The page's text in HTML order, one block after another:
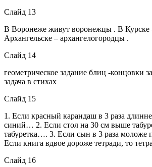
Слайд 13
В Воронеже живут воронежцы . В Курске
Архангельске – архангелогородцы .
Слайд 14
геометрическое задание блиц -концовки
задача в стихах
Слайд 15
1. Если красный карандаш в 3 раза
синий… 2. Если стол на 30 см выше
табуретка…. 3. Если сын в 3 раза
Если книга вдвое дороже тетради, то
Слайд 16